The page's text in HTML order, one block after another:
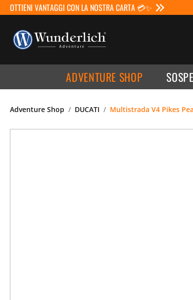
OTTIENI VANTAGGI CON LA NOSTRA CARTA 💳✨
ADVENTURE SHOP
Adventure Shop DUCATI Multistrada V4 Pikes